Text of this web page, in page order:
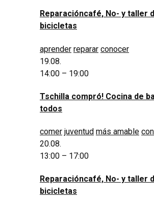
Reparacióncafé, No- y taller
bicicletas
aprender reparar conocer
19.08.
14:00 – 19:00
Tschilla compró! Cocina de
todos
comer juventud más amable
20.08.
13:00 – 17:00
Reparacióncafé, No- y taller
bicicletas